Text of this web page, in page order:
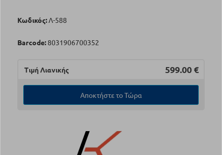
Κωδικός:Λ-588
Barcode:8031906700352
Τιμή Λιανικής 599.00 €
Αποκτήστε το Τώρα